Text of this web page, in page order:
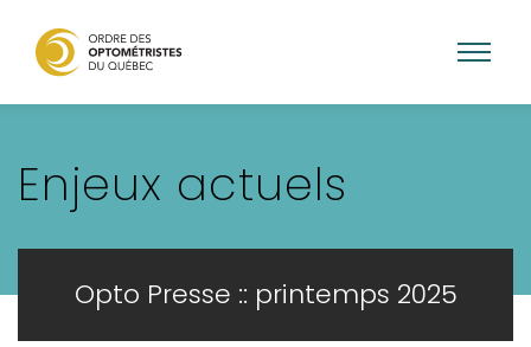
contenu
principal
Enjeux actuels
Opto Presse :: printemps 2025